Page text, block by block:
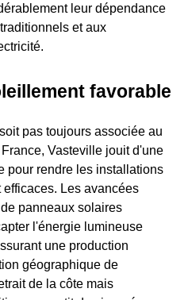
leur dépendance
et aux
favorable
pas toujours associée au
Vasteville jouit d'une
pour rendre les installations
Les avancées
panneaux solaires
l'énergie lumineuse
une production
géographique de
de la côte mais